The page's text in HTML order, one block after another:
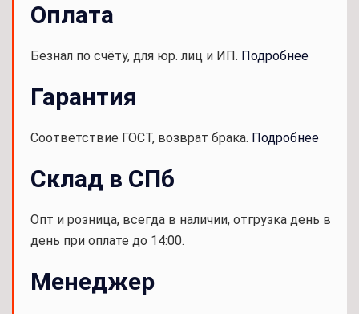
Оплата
Безнал по счёту, для юр. лиц и ИП. Подробнее
Гарантия
Соответствие ГОСТ, возврат брака. Подробнее
Склад в СПб
Опт и розница, всегда в наличии, отгрузка день в
день при оплате до 14:00.
Менеджер